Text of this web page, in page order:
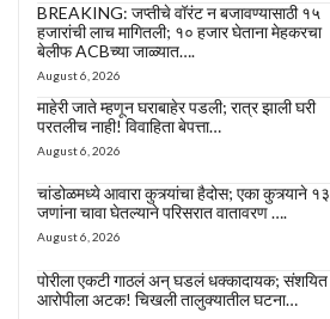
BREAKING: जप्तीचे वॉरंट न बजावण्यासाठी १५
हजारांची लाच मागितली; १० हजार घेताना मेहकरचा
बेलीफ ACBच्या जाळ्यात….
August 6, 2026
माहेरी जाते म्हणून घराबाहेर पडली; रात्र झाली घरी
परतलीच नाही! विवाहिता बेपत्ता…
August 6, 2026
चांडोळमध्ये आवारा कुत्र्यांचा हैदोस; एका कुत्र्याने १३
जणांना चावा घेतल्याने परिसरात वातावरण ….
August 6, 2026
पोरीला एकटी गाठलं अन् घडलं धक्कादायक; संशयित
आरोपीला अटक! चिखली तालुक्यातील घटना…